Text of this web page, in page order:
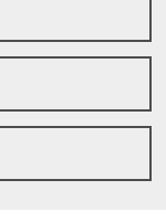
legali